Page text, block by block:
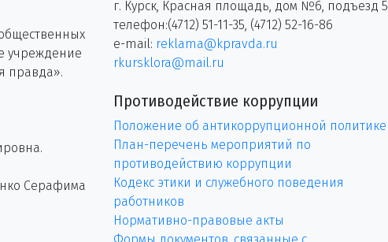
учреждение
правда».
Серафима
г. Курск, Красная площадь, дом №6, подъезд 5
телефон:(4712) 51-11-35, (4712) 52-16-86
e-mail: reklama@kpravda.ru
rkursklora@mail.ru
Противодействие коррупции
Положение об антикоррупционной политике
План-перечень мероприятий по
противодействию коррупции
Кодекс этики и служебного поведения
работников
Нормативно-правовые акты